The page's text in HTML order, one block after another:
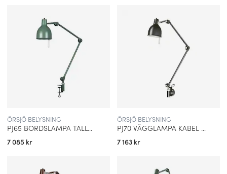
ÖRSJÖ BELYSNING
PJ65 BORDSLAMPA TALLGRÖN
7 085 kr
ÖRSJÖ BELYSNING
PJ70 VÄGGLAMPA KABEL MATTSVART
7 163 kr